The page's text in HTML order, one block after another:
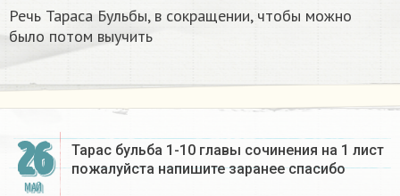
Речь Тараса Бульбы, в сокращении, чтобы можно
было потом выучить
26
МАЙ
Тарас бульба 1-10 главы сочинения на 1 лист
пожалуйста напишите заранее спасибо